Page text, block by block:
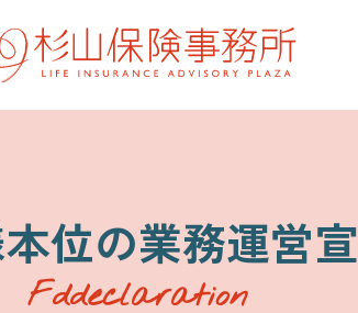
会社概要
位の業務運営